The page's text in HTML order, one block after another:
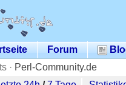
Forum
· Perl-Community.de